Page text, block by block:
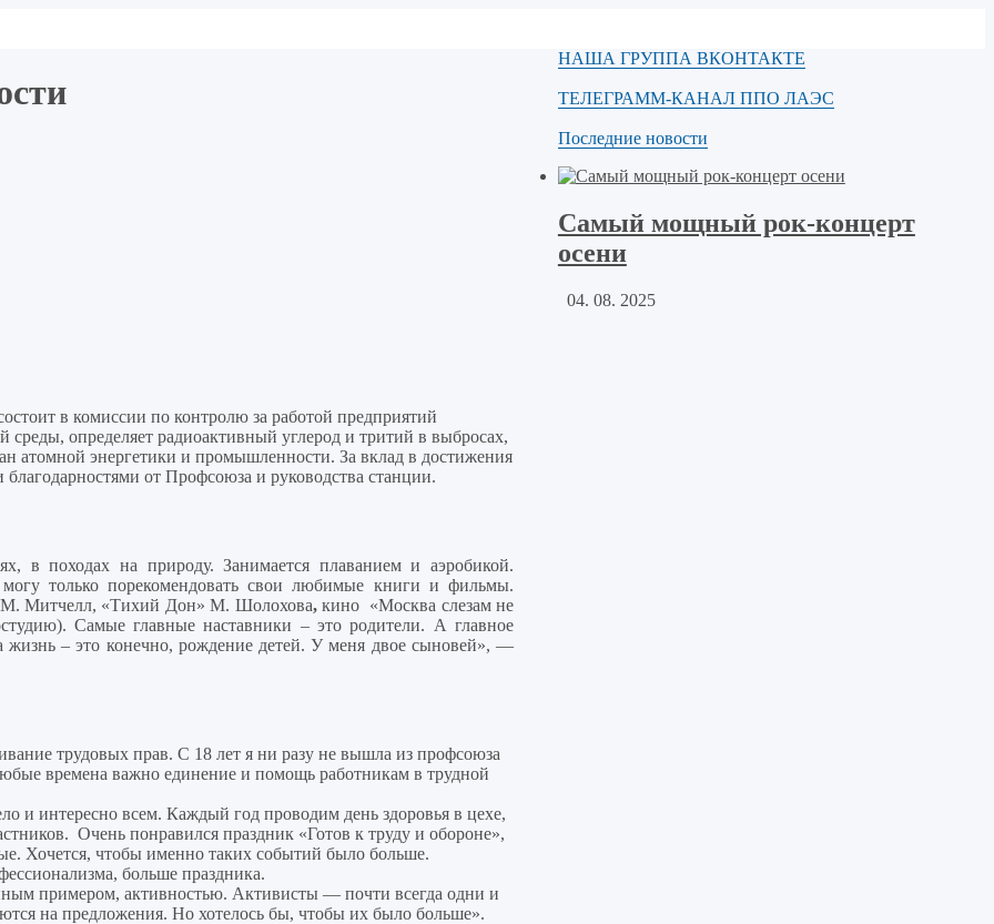
в комиссии по контролю за работой предприятий
определяет радиоактивный углерод и тритий в выбросах,
атомной энергетики и промышленности. За вклад в достижения
от Профсоюза и руководства станции.
в походах на природу. Занимается плаванием и аэробикой.
только порекомендовать свои любимые книги и фильмы.
Митчелл, «Тихий Дон» М. Шолохова,кино «Москва слезам не
Самые главные наставники – это родители. А главное
– это конечно, рождение детей. У меня двое сыновей», —
трудовых прав. С 18 лет я ни разу не вышла из профсоюза
времена важно единение и помощь работникам в трудной
и интересно всем. Каждый год проводим день здоровья в цехе,
Очень понравился праздник «Готов к труду и обороне»,
Хочется, чтобы именно таких событий было больше.
больше праздника.
примером, активностью. Активисты — почти всегда одни и
на предложения. Но хотелось бы, чтобы их было больше».
НАША ГРУППА ВКОНТАКТЕ
ТЕЛЕГРАММ-КАНАЛ ППО ЛАЭС
Последние новости
Самый мощный рок-концерт
осени
04. 08. 2025